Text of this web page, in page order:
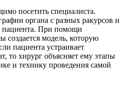
посетить специалиста.
органа с разных ракурсов и
пациента. При помощи
создается модель, которую
пациента устраивает
то хирург объясняет ему этапы
и технику проведения самой